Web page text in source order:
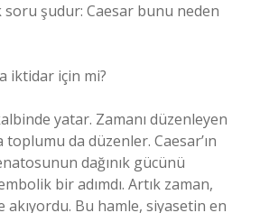
şudur: Caesar bunu neden
iktidar için mi?
yatar. Zamanı düzenleyen
toplumu da düzenler. Caesar’ın
dağınık gücünü
bir adımdı. Artık zaman,
Bu hamle, siyasetin en